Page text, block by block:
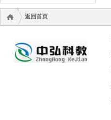
拟人
救援假人
返回首页